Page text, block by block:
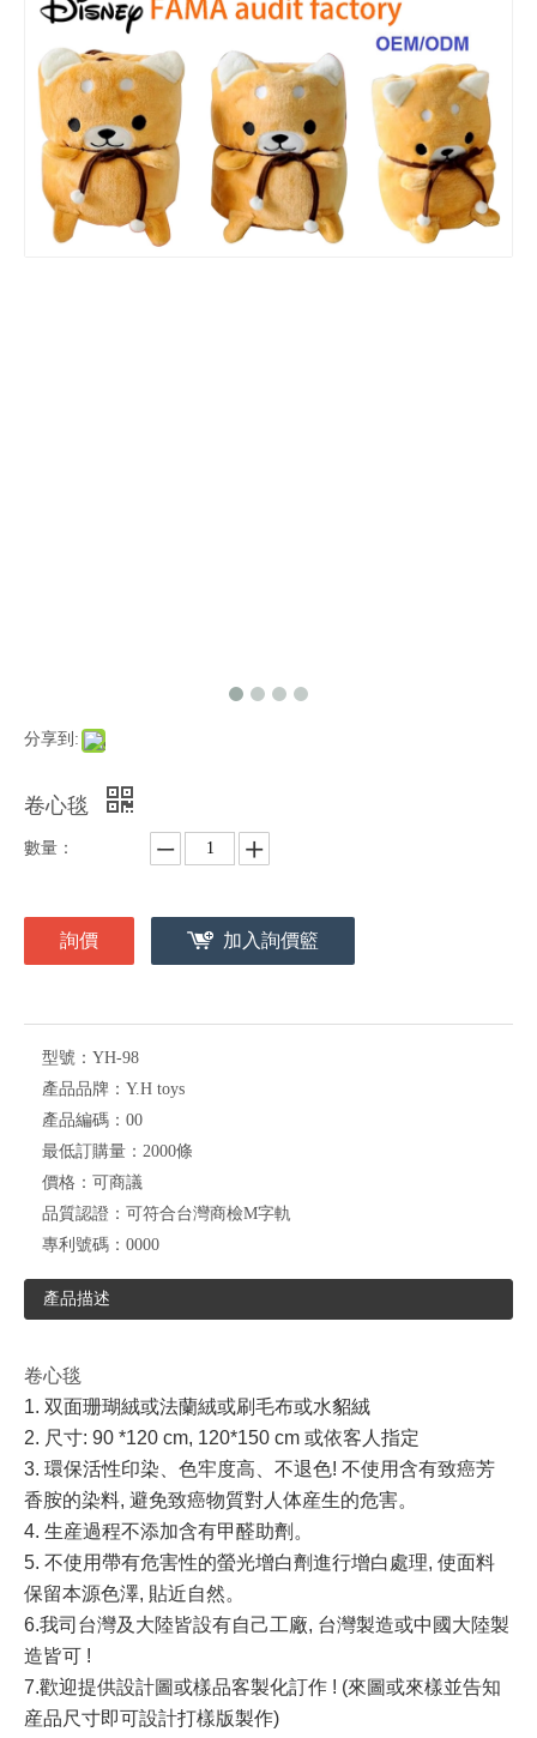
分享到:
卷心毯
數量：
詢價 加入詢價籃
型號： YH-98
產品品牌： Y.H toys
產品編碼： 00
最低訂購量： 2000條
價格： 可商議
品質認證： 可符合台灣商檢M字軌
專利號碼： 0000
產品描述
卷心毯
1. 双面珊瑚絨或法蘭絨或刷毛布或水貂絨
2. 尺寸: 90 *120 cm, 120*150 cm 或依客人指定
3. 環保活性印染、色牢度高、不退色! 不使用含有致癌芳
香胺的染料, 避免致癌物質對人体産生的危害。
4. 生産過程不添加含有甲醛助劑。
5. 不使用帶有危害性的螢光增白劑進行增白處理, 使面料
保留本源色澤, 貼近自然。
6.我司台灣及大陸皆設有自己工廠, 台灣製造或中國大陸製
造皆可 !
7.歡迎提供設計圖或樣品客製化訂作 ! (來圖或來樣並告知
産品尺寸即可設計打樣版製作)